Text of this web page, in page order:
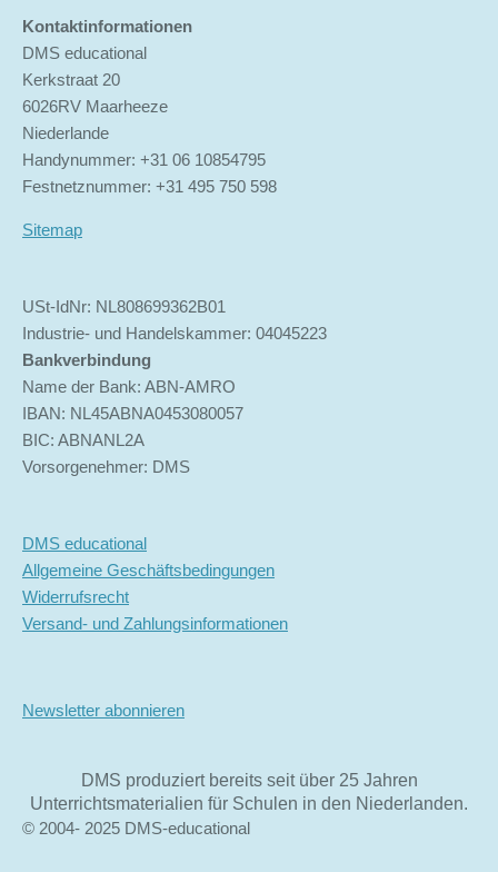
Kontaktinformationen
DMS educational
Kerkstraat 20
6026RV Maarheeze
Niederlande
Handynummer: +31 06 10854795
Festnetznummer: +31 495 750 598
Sitemap
USt-IdNr: NL808699362B01
Industrie- und Handelskammer: 04045223
Bankverbindung
Name der Bank: ABN-AMRO
IBAN: NL45ABNA0453080057
BIC: ABNANL2A
Vorsorgenehmer: DMS
DMS educational
Allgemeine Geschäftsbedingungen
Widerrufsrecht
Versand- und Zahlungsinformationen
Newsletter abonnieren
DMS produziert bereits seit über 25 Jahren
Unterrichtsmaterialien für Schulen in den Niederlanden.
© 2004- 2025 DMS-educational